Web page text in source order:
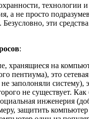
технологии
а не просто
. Безусловно, эти
:
на
пентиума), это
заполоняли систему),
не существует. Как
инженерия
защитить